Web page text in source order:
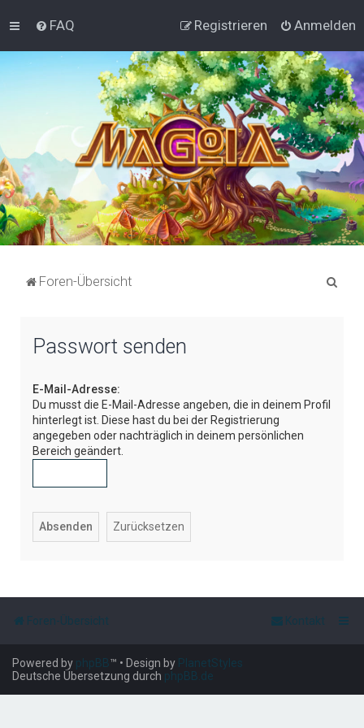
FAQ Anmelden
Registrieren
Foren-Übersicht
Passwort senden
E-Mail-Adresse:
Du musst die E-Mail-Adresse angeben, die in deinem Profil
hinterlegt ist. Diese hast du bei der Registrierung
angegeben oder nachträglich in deinem persönlichen
Bereich geändert.
Foren-Übersicht Kontakt
Powered by phpBB™ • Design by PlanetStyles
Deutsche Übersetzung durch phpBB.de